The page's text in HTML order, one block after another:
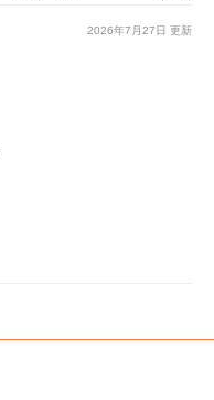
2026年7月27日 更新